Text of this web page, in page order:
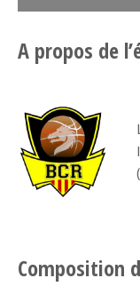
A propos de
Composition